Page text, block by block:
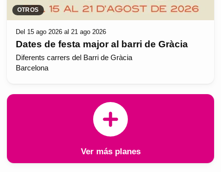
OTROS
Del 15 ago 2026 al 21 ago 2026
Dates de festa major al barri de Gràcia
Diferents carrers del Barri de Gràcia
Barcelona
Ver más planes